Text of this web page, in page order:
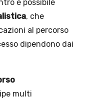
è possibile
, che
al percorso
dipendono dai
multi